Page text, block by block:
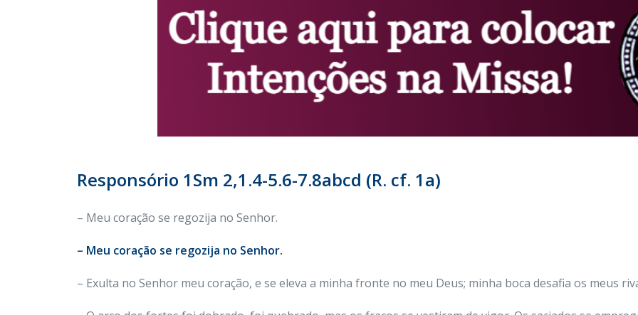
Responsório 1Sm 2,1.4-5.6-7.8abcd (R. cf. 1a)
– Meu coração se regozija no Senhor.
– Meu coração se regozija no Senhor.
– Exulta no Senhor meu coração, e se eleva a minha fronte no meu Deus; minha boca desafia os meus